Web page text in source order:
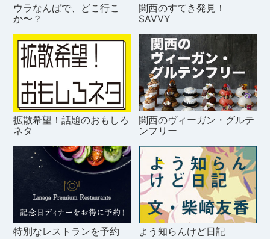
ウラなんばで、どこ行こ
か〜？
関西のすてき発見！
SAVVY
拡散希望！話題のおもしろ
ネタ
関西のヴィーガン・グルテ
ンフリー
特別なレストランを予約 よう知らんけど日記